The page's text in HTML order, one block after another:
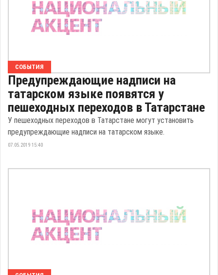
СОБЫТИЯ
Предупреждающие надписи на
татарском языке появятся у
пешеходных переходов в Татарстане
У пешеходных переходов в Татарстане могут установить
предупреждающие надписи на татарском языке.
07.05.2019 15:40